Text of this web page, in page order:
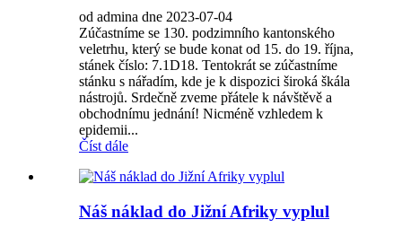
od admina dne 2023-07-04
Zúčastníme se 130. podzimního kantonského
veletrhu, který se bude konat od 15. do 19. října,
stánek číslo: 7.1D18. Tentokrát se zúčastníme
stánku s nářadím, kde je k dispozici široká škála
nástrojů. Srdečně zveme přátele k návštěvě a
obchodnímu jednání! Nicméně vzhledem k
epidemii...
Číst dále
Náš náklad do Jižní Afriky vyplul